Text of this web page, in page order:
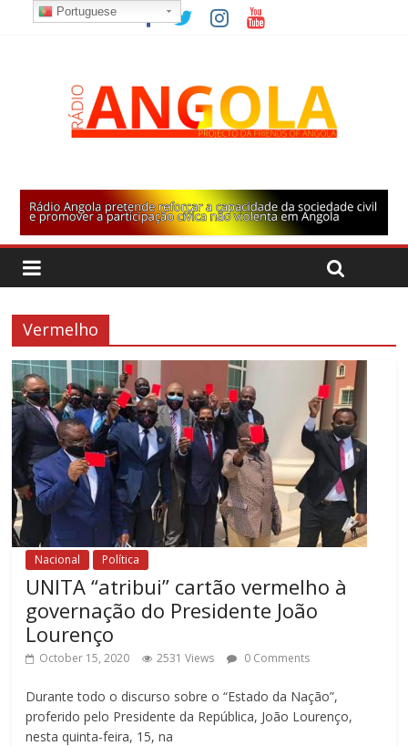
Vermelho
Nacional Política
UNITA “atribui” cartão vermelho à
governação do Presidente João
Lourenço
October 15, 2020 2531 Views 0 Comments
Durante todo o discurso sobre o “Estado da Nação”,
proferido pelo Presidente da República, João Lourenço,
nesta quinta-feira, 15, na
Portuguese